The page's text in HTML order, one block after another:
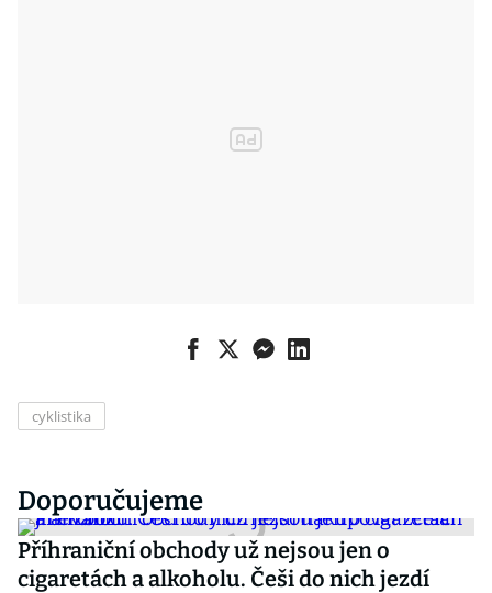
cyklistika
Doporučujeme
Příhraniční obchody už nejsou jen o
cigaretách a alkoholu. Češi do nich jezdí